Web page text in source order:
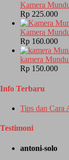
Kamera
Rp 225.000
Kamera
Rp 160.000
kamera
Rp 150.000
Info Terbaru
Tips dan Cara
Testimoni
antoni-solo